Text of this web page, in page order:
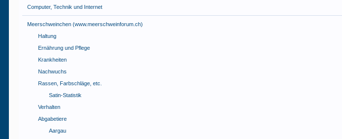
Computer, Technik und Internet
Meerschweinchen (www.meerschweinforum.ch)
Haltung
Ernährung und Pflege
Krankheiten
Nachwuchs
Rassen, Farbschläge, etc.
Satin-Statistik
Verhalten
Abgabetiere
Aargau